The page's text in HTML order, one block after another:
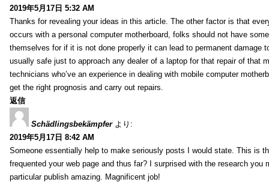
2019年5月17日 5:32 AM
Thanks for revealing your ideas in this article. The other factor is that
occurs with a personal computer motherboard, folks should not have
themselves for if it is not done properly it can lead to permanent damage
usually safe just to approach any dealer of a laptop for that repair of that
technicians who’ve an experience in dealing with mobile computer
get the right prognosis and carry out repairs.
返信
Schädlingsbekämpfer より:
2019年5月17日 8:42 AM
Someone essentially help to make seriously posts I would state. This is
frequented your web page and thus far? I surprised with the research you
particular publish amazing. Magnificent job!